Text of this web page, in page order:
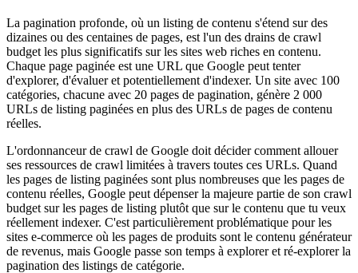
La pagination profonde, où un listing de contenu s'étend sur des
dizaines ou des centaines de pages, est l'un des drains de crawl
budget les plus significatifs sur les sites web riches en contenu.
Chaque page paginée est une URL que Google peut tenter
d'explorer, d'évaluer et potentiellement d'indexer. Un site avec 100
catégories, chacune avec 20 pages de pagination, génère 2 000
URLs de listing paginées en plus des URLs de pages de contenu
réelles.
L'ordonnanceur de crawl de Google doit décider comment allouer
ses ressources de crawl limitées à travers toutes ces URLs. Quand
les pages de listing paginées sont plus nombreuses que les pages de
contenu réelles, Google peut dépenser la majeure partie de son crawl
budget sur les pages de listing plutôt que sur le contenu que tu veux
réellement indexer. C'est particulièrement problématique pour les
sites e-commerce où les pages de produits sont le contenu générateur
de revenus, mais Google passe son temps à explorer et ré-explorer la
pagination des listings de catégorie.